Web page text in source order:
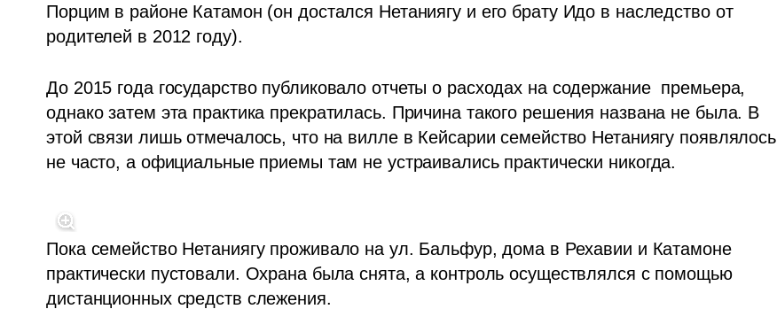
Порцим в районе Катамон (он достался Нетаниягу и его брату Идо в наследство от
родителей в 2012 году).
До 2015 года государство публиковало отчеты о расходах на содержание  премьера,
однако затем эта практика прекратилась. Причина такого решения названа не была. В
этой связи лишь отмечалось, что на вилле в Кейсарии семейство Нетаниягу появлялось
не часто, а официальные приемы там не устраивались практически никогда.
Пока семейство Нетаниягу проживало на ул. Бальфур, дома в Рехавии и Катамоне
практически пустовали. Охрана была снята, а контроль осуществлялся с помощью
дистанционных средств слежения.